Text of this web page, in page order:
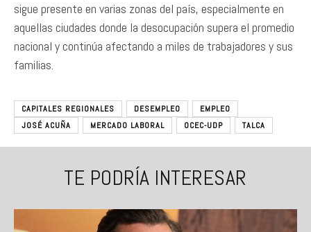
sigue presente en varias zonas del país, especialmente en
aquellas ciudades donde la desocupación supera el promedio
nacional y continúa afectando a miles de trabajadores y sus
familias.
CAPITALES REGIONALES DESEMPLEO
EMPLEO
JOSÉ ACUÑA
MERCADO LABORAL OCEC-UDP TALCA
TE PODRÍA INTERESAR